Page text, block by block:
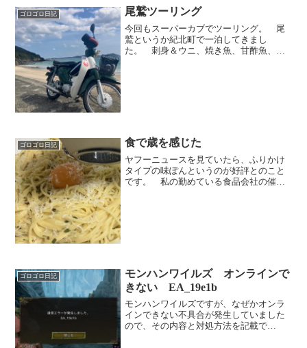
ゴロゴロ日記 尾鷲ツーリング
今回もスーパーカブでツーリング。 尾
鷲というか紀北町で一泊してきまし
た。 刺身＆ウニ、焼き魚、甘酢魚、天
ゴロゴロ日記 食で歳を感じた
ヤフーニュースを見ていたら、ふりかけ
タイプの味ぽんというのが好評とのこと
です。 私の勤めている食品会社の催し
ゴロゴロ日記
モンハンワイルズ オンラインで
きない EA_19e1b
モンハンワイルズですが、なぜかオンラ
インできない不具合が発生していました
ので、その内容と対処方法を記載で